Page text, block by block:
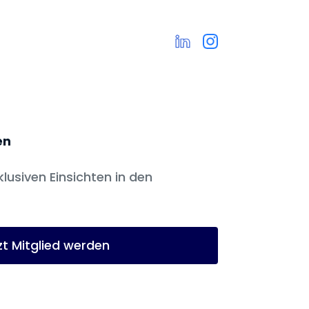
Einsichten in den
Mitglied werden